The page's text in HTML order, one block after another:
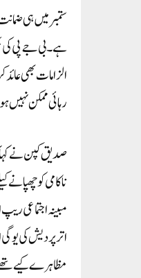
ستمبر میں ہی
ہے۔بی جے پی کی
الزامات بھی
رہائی ممکن نہیں
صدیق کپن نے کہا
مبینہ اجتماعی
اترپردیش کی
مظاہرے کیے